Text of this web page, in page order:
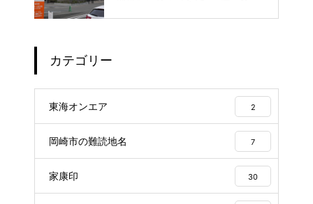
カテゴリー
東海オンエア 2
岡崎市の難読地名 7
家康印 30